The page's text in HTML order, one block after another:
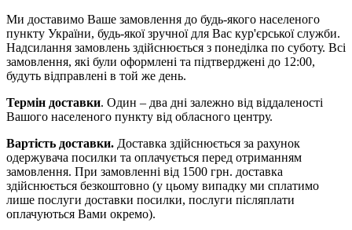
Ми доставимо Ваше замовлення до будь-якого населеного
пункту України, будь-якої зручної для Вас кур'єрської служби.
Надсилання замовлень здійснюється з понеділка по суботу. Всі
замовлення, які були оформлені та підтверджені до 12:00,
будуть відправлені в той же день.
Термін доставки. Один – два дні залежно від віддаленості
Вашого населеного пункту від обласного центру.
Вартість доставки. Доставка здійснюється за рахунок
одержувача посилки та оплачується перед отриманням
замовлення. При замовленні від 1500 грн. доставка
здійснюється безкоштовно (у цьому випадку ми сплатимо
лише послуги доставки посилки, послуги післяплати
оплачуються Вами окремо).